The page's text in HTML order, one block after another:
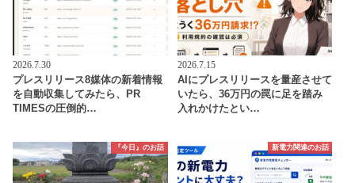
2026.7.30
プレスリリース8媒体の新着情報
を自動収集してみたら、PR
TIMESの圧倒的…
2026.7.15
AIにプレスリリースを量産させて
いたら、36万円の罠に足を踏み
入れかけたとい…
『今日』のお話 新電力関連のお話